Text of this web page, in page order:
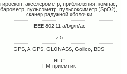
гироскоп, акселерометр, приближения, компас,
барометр, пульсометр, пульсоксиметр (SpO2),
сканер радужной оболочки
IEEE 802.11 a/b/g/n/ac
v 5
GPS, A-GPS, GLONASS, Galileo, BDS
NFC
FM-приемник